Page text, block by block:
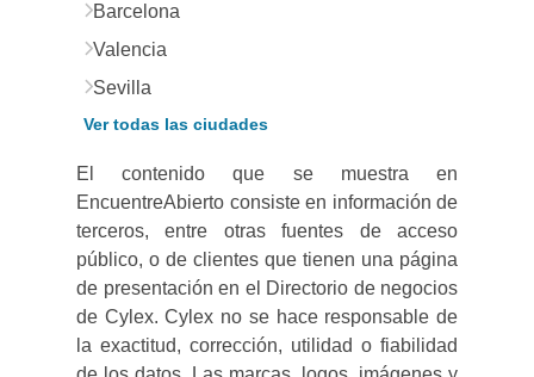
Barcelona
Valencia
Sevilla
Ver todas las ciudades
El contenido que se muestra en
EncuentreAbierto consiste en información de
terceros, entre otras fuentes de acceso
público, o de clientes que tienen una página
de presentación en el Directorio de negocios
de Cylex. Cylex no se hace responsable de
la exactitud, corrección, utilidad o fiabilidad